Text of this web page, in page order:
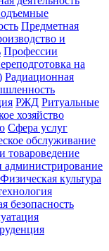
Предметная
и
Профессии
на
Радиационная
РЖД Ритуальные
хозяйство
Сфера услуг
обслуживание
товароведение
администрирование
Физическая культура
безопасность